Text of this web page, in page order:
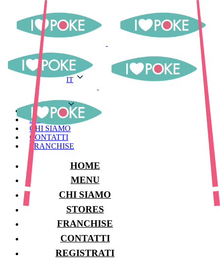
IT
MENU
STORES
CHI SIAMO
CONTATTI
FRANCHISE
HOME
MENU
CHI SIAMO
STORES
FRANCHISE
CONTATTI
REGISTRATI